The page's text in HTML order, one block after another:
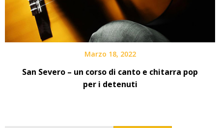
Marzo 18, 2022
San Severo – un corso di canto e chitarra pop
per i detenuti